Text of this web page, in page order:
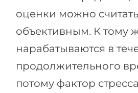
оценки можно
объективным. К тому
нарабатываются в
продолжительного
потому фактор